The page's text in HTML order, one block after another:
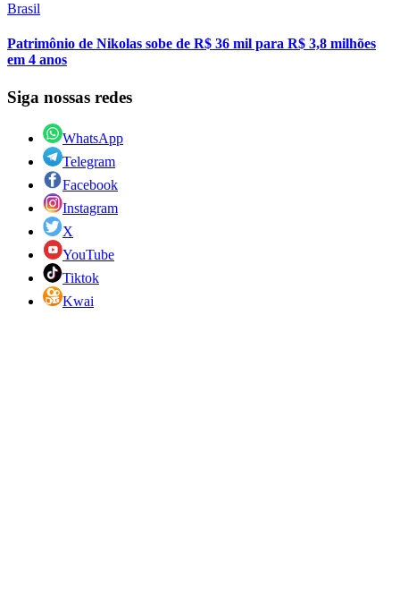
Brasil
Patrimônio de Nikolas sobe de R$ 36 mil para R$ 3,8 milhões
em 4 anos
Siga nossas redes
WhatsApp
Telegram
Facebook
Instagram
X
YouTube
Tiktok
Kwai